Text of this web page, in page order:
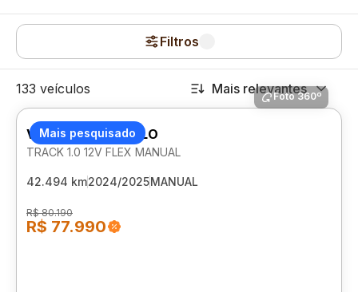
Filtros
133 veículos Mais relevantes
Mais pesquisado
Foto 360º
VOLKSWAGEN POLO
TRACK 1.0 12V FLEX MANUAL
42.494 km2024/2025MANUAL
R$ 80.190
R$ 77.990